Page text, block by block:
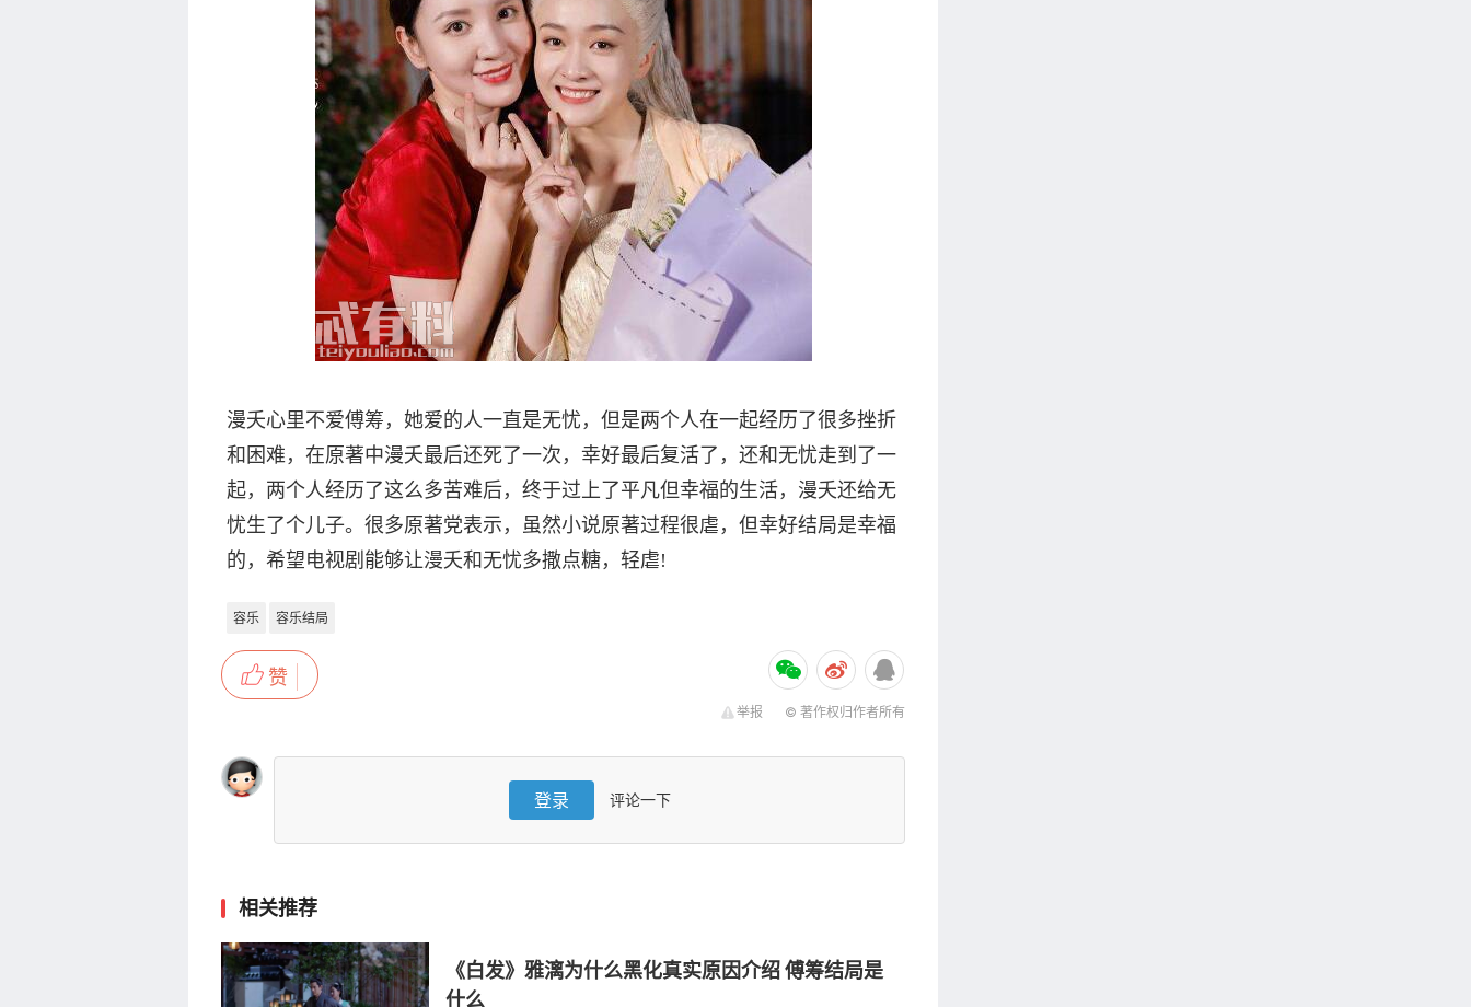
漫夭心里不爱傅筹，她爱的人一直是无忧，但是两个人在一起经历了很多挫折
和困难，在原著中漫夭最后还死了一次，幸好最后复活了，还和无忧走到了一
起，两个人经历了这么多苦难后，终于过上了平凡但幸福的生活，漫夭还给无
忧生了个儿子。很多原著党表示，虽然小说原著过程很虐，但幸好结局是幸福
的，希望电视剧能够让漫夭和无忧多撒点糖，轻虐!
容乐 容乐结局
赞
© 著作权归作者所有
举报
登录 评论一下
相关推荐
《白发》雅漓为什么黑化真实原因介绍 傅筹结局是
什么